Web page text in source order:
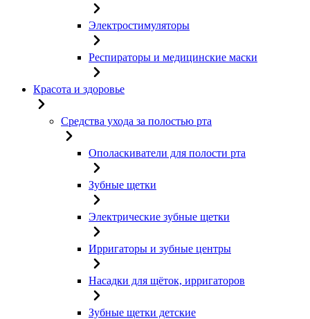
Электростимуляторы
Респираторы и медицинские маски
Красота и здоровье
Средства ухода за полостью рта
Ополаскиватели для полости рта
Зубные щетки
Электрические зубные щетки
Ирригаторы и зубные центры
Насадки для щёток, ирригаторов
Зубные щетки детские